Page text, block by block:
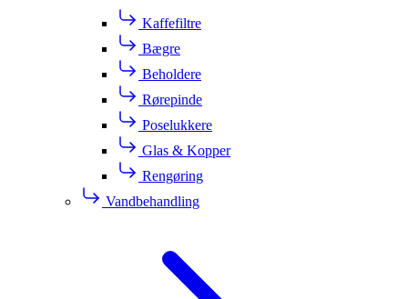
Kaffefiltre
Bægre
Beholdere
Rørepinde
Poselukkere
Glas & Kopper
Rengøring
Vandbehandling